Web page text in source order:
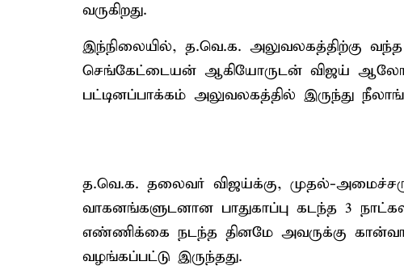
வருகிறது.
இந்நிலையில், த.வெ.க. அலுவலகத்திற்கு
செங்கேட்டையன் ஆகியோருடன் விஜய்
பட்டினப்பாக்கம் அலுவலகத்தில் இருந்து
த.வெ.க. தலைவர் விஜய்க்கு, முதல்-
வாகனங்களுடனான பாதுகாப்பு கடந்த 3
எண்ணிக்கை நடந்த தினமே அவருக்கு
வழங்கப்பட்டு இருந்தது.